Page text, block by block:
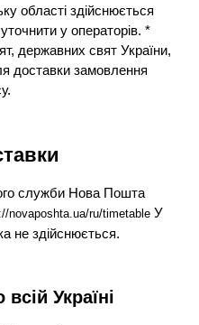
області здійснюється
у операторів. *
державних свят України,
доставки замовлення
служби Нова Пошта
novaposhta.ua/ru/timetable У
не здійснюється.
Україні